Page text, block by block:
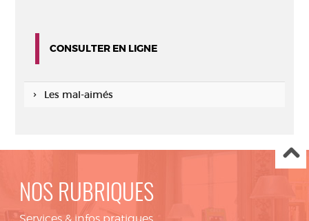
CONSULTER EN LIGNE
Les mal-aimés
NOS RUBRIQUES